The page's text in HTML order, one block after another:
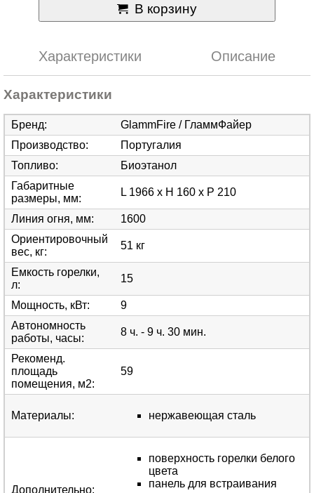
В корзину
Характеристики Описание
Характеристики
Бренд:
GlammFire / ГламмФайер
Производство:
Португалия
Топливо:
Биоэтанол
Габаритные
размеры, мм:
L 1966 x H 160 x P 210
Линия огня, мм:
1600
Ориентировочный
вес, кг:
51 кг
Емкость горелки,
л:
15
Мощность, кВт:
9
Автономность
работы, часы:
8 ч. - 9 ч. 30 мин.
Рекоменд.
площадь
помещения, м2:
59
Материалы: нержавеющая сталь
Дополнительно:
поверхность горелки белого
цвета
панель для встраивания